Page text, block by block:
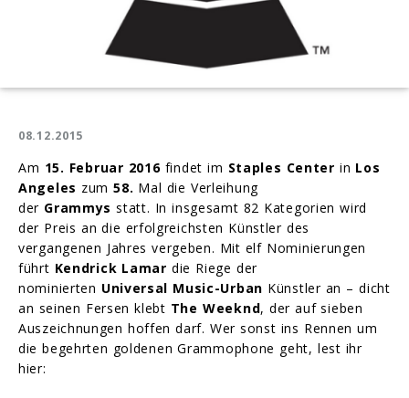
08.12.2015
Am 15. Februar 2016findet im Staples Center in Los
Angeles zum58. Mal die Verleihung
der Grammys statt. In insgesamt 82 Kategorien wird
der Preis an die erfolgreichsten Künstler des
vergangenen Jahres vergeben. Mit elf Nominierungen
führt Kendrick Lamar die Riege der
nominierten Universal Music-Urban Künstler an – dicht
an seinen Fersen klebt The Weeknd, der auf sieben
Auszeichnungen hoffen darf. Wer sonst ins Rennen um
die begehrten goldenen Grammophone geht, lest ihr
hier: